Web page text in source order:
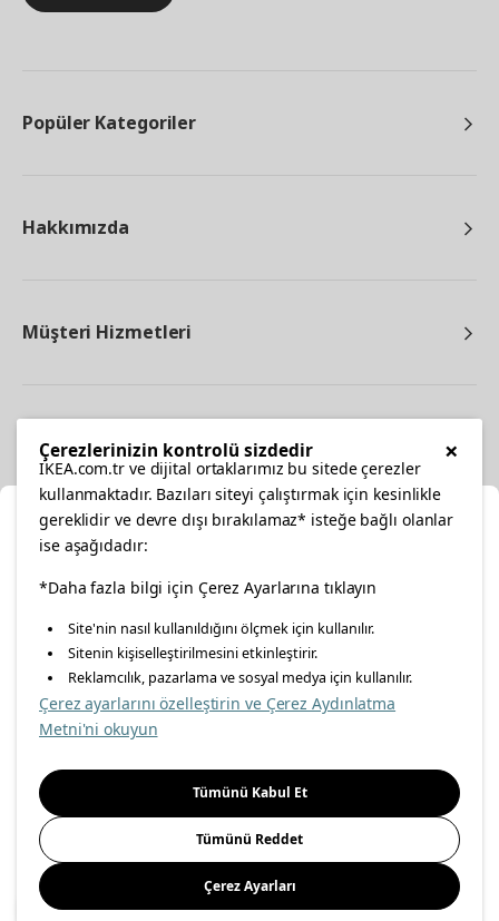
Popüler Kategoriler
Hakkımızda
Müşteri Hizmetleri
facebooktwitterinstagrampinterestyoutube
linkedin
Enerji Politikası Bilgi Güvenliği Politikası
Gıda Güvenliği Politikası
Önemli Bilgilendirme İnternet Sitesi Gizlilik Politikası
Kişisel Verilerin Korunması
© Inter IKEA Systems B.V 1999-
Konumunuzu Seçin
İnternetten vereceğiniz siparişlerinizde size özel hizmet ve
içerikleri görebilmek için lütfen konumuzu seçin.
İl seçiniz
Seçiniz
Kaydet
×
Çerezlerinizin kontrolü sizdedir
IKEA.com.tr ve dijital ortaklarımız bu sitede çerezler
kullanmaktadır. Bazıları siteyi çalıştırmak için kesinlikle
gereklidir ve devre dışı bırakılamaz* isteğe bağlı olanlar
ise aşağıdadır:
*Daha fazla bilgi için Çerez Ayarlarına tıklayın
Site'nin nasıl kullanıldığını ölçmek için kullanılır.
Sitenin kişiselleştirilmesini etkinleştirir.
Reklamcılık, pazarlama ve sosyal medya için kullanılır.
Çerez ayarlarını özelleştirin ve Çerez Aydınlatma
Metni'ni okuyun
Tümünü Kabul Et
Tümünü Reddet
Çerez Ayarları